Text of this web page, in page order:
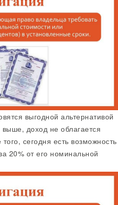
выгодной альтернативой
доход не облагается
сегодня есть возможность
20% от его номинальной